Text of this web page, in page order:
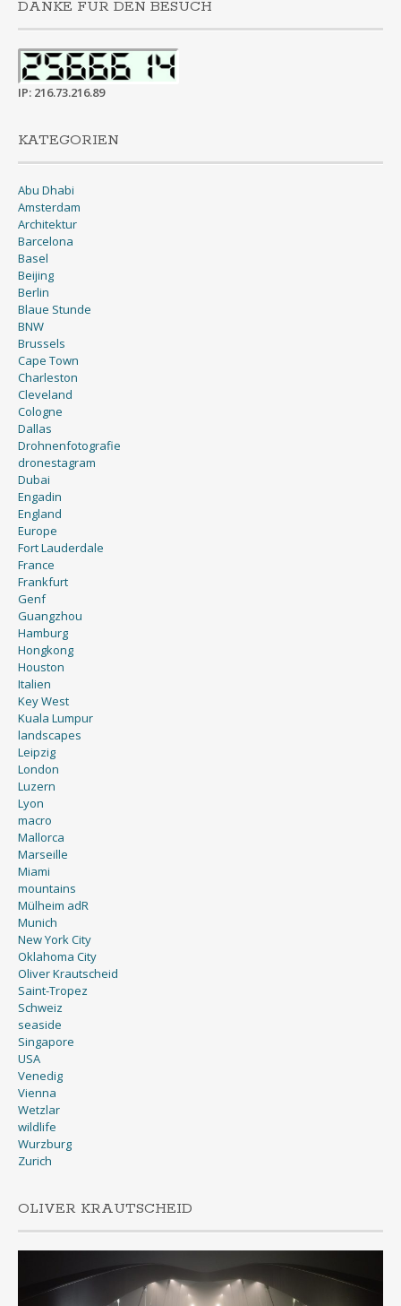
DANKE FÜR DEN BESUCH
IP: 216.73.216.89
KATEGORIEN
Abu Dhabi
Amsterdam
Architektur
Barcelona
Basel
Beijing
Berlin
Blaue Stunde
BNW
Brussels
Cape Town
Charleston
Cleveland
Cologne
Dallas
Drohnenfotografie
dronestagram
Dubai
Engadin
England
Europe
Fort Lauderdale
France
Frankfurt
Genf
Guangzhou
Hamburg
Hongkong
Houston
Italien
Key West
Kuala Lumpur
landscapes
Leipzig
London
Luzern
Lyon
macro
Mallorca
Marseille
Miami
mountains
Mülheim adR
Munich
New York City
Oklahoma City
Oliver Krautscheid
Saint-Tropez
Schweiz
seaside
Singapore
USA
Venedig
Vienna
Wetzlar
wildlife
Wurzburg
Zurich
OLIVER KRAUTSCHEID